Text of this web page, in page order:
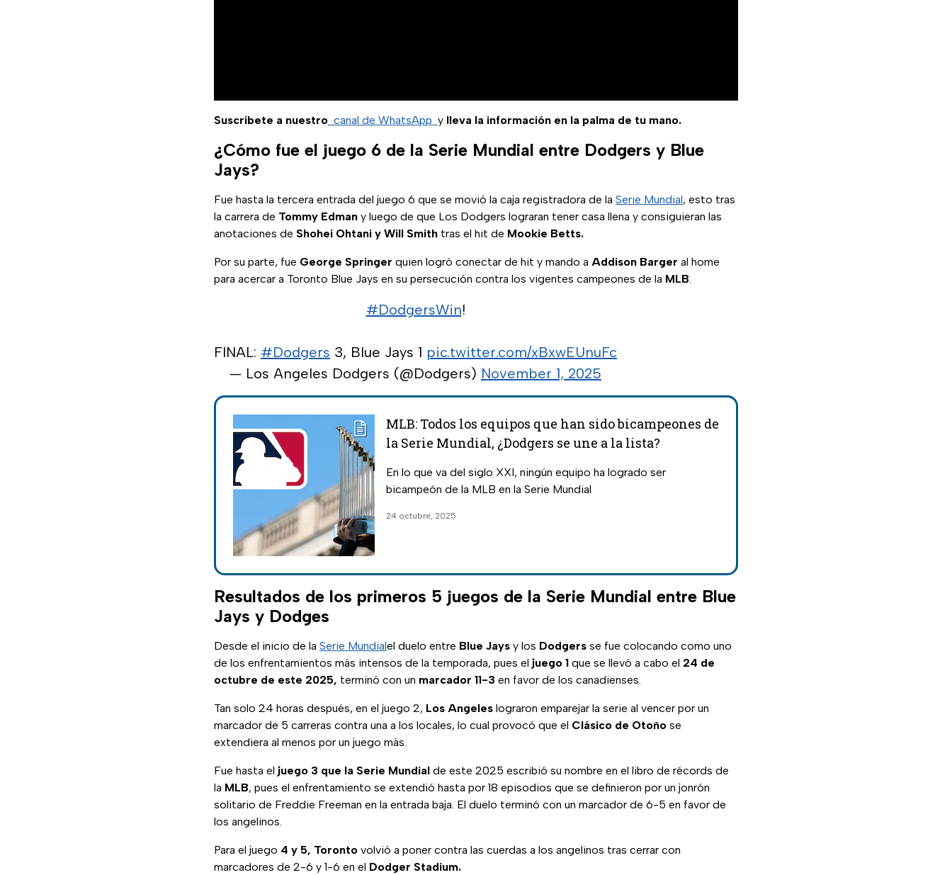
Suscríbete a nuestro canal de WhatsApp y lleva la información en la palma de tu mano.
¿Cómo fue el juego 6 de la Serie Mundial entre Dodgers y Blue
Jays?
Fue hasta la tercera entrada del juego 6 que se movió la caja registradora de la Serie Mundial, esto tras
la carrera de Tommy Edman y luego de que Los Dodgers lograran tener casa llena y consiguieran las
anotaciones de Shohei Ohtani y Will Smith tras el hit de Mookie Betts.
Por su parte, fue George Springer quien logró conectar de hit y mando a Addison Barger al home
para acercar a Toronto Blue Jays en su persecución contra los vigentes campeones de la MLB.
#DodgersWin!
FINAL: #Dodgers 3, Blue Jays 1 pic.twitter.com/xBxwEUnuFc
— Los Angeles Dodgers (@Dodgers) November 1, 2025
MLB: Todos los equipos que han sido bicampeones de
la Serie Mundial, ¿Dodgers se une a la lista?
En lo que va del siglo XXI, ningún equipo ha logrado ser
bicampeón de la MLB en la Serie Mundial
24 octubre, 2025
Resultados de los primeros 5 juegos de la Serie Mundial entre Blue
Jays y Dodges
Desde el inicio de la Serie Mundialel duelo entre Blue Jays y los Dodgers se fue colocando como uno
de los enfrentamientos más intensos de la temporada, pues el juego 1 que se llevó a cabo el 24 de
octubre de este 2025, terminó con un marcador 11-3 en favor de los canadienses.
Tan solo 24 horas después, en el juego 2, Los Angeles lograron emparejar la serie al vencer por un
marcador de 5 carreras contra una a los locales, lo cual provocó que el Clásico de Otoño se
extendiera al menos por un juego más.
Fue hasta el juego 3 que la Serie Mundial de este 2025 escribió su nombre en el libro de récords de
la MLB, pues el enfrentamiento se extendió hasta por 18 episodios que se definieron por un jonrón
solitario de Freddie Freeman en la entrada baja. El duelo terminó con un marcador de 6-5 en favor de
los angelinos.
Para el juego 4 y 5, Toronto volvió a poner contra las cuerdas a los angelinos tras cerrar con
marcadores de 2-6 y 1-6 en el Dodger Stadium.